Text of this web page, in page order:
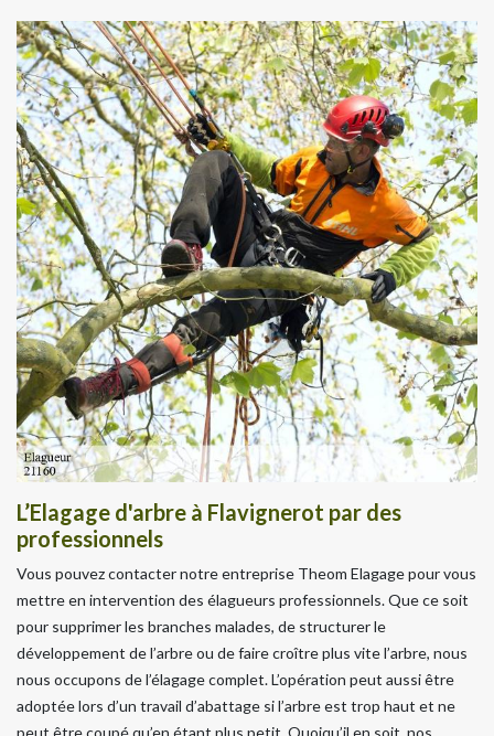
L’Elagage d'arbre à Flavignerot par des
professionnels
Vous pouvez contacter notre entreprise Theom Elagage pour vous
mettre en intervention des élagueurs professionnels. Que ce soit
pour supprimer les branches malades, de structurer le
développement de l’arbre ou de faire croître plus vite l’arbre, nous
nous occupons de l’élagage complet. L’opération peut aussi être
adoptée lors d’un travail d’abattage si l’arbre est trop haut et ne
peut être coupé qu’en étant plus petit. Quoiqu’il en soit, nos